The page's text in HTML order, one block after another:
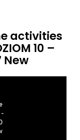
activities
10 –
New